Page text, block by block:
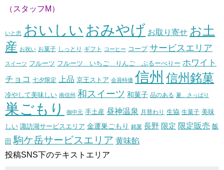
（スタッフM）
いと忠 おいしい おみやげ お取り寄せ お土
産 お祝い お菓子 しっとり ギフト コーヒー コープ サービスエリア
スイーツ フルーツ フルーツ いちご りんご ぶるーべりー ホワイト
チョコ 七夕限定 上品 京王ストア 会員特価 信州 信州銘菓
冷やして美味しい 南信州 和スイーツ 和菓子 品のある 夏、さっぱり
巣ごもり 御中元 手土産 昼神温泉 月替わり 生協 生菓子 美味
しい 諏訪湖サービスエリア 金運巣ごもり 銘菓 長野 限定 限定販売 飯
田 駒ケ岳サービスエリア 黄味餡
投稿SNS下のテキストエリア